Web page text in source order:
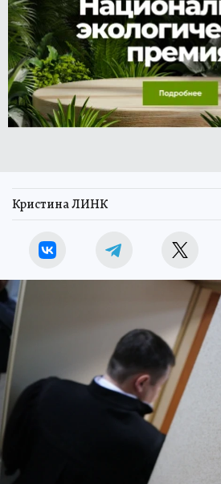
Кристина ЛИНК